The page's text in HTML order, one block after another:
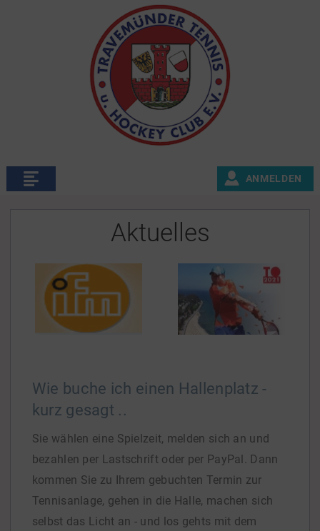
ANMELDEN
Aktuelles
Wie buche ich einen Hallenplatz -
kurz gesagt ..
Sie wählen eine Spielzeit, melden sich an und
bezahlen per Lastschrift oder per PayPal. Dann
kommen Sie zu Ihrem gebuchten Termin zur
Tennisanlage, gehen in die Halle, machen sich
selbst das Licht an - und los gehts mit dem